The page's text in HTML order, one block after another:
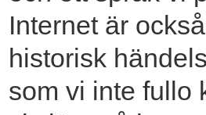
Internet är
historisk
som vi inte fullo